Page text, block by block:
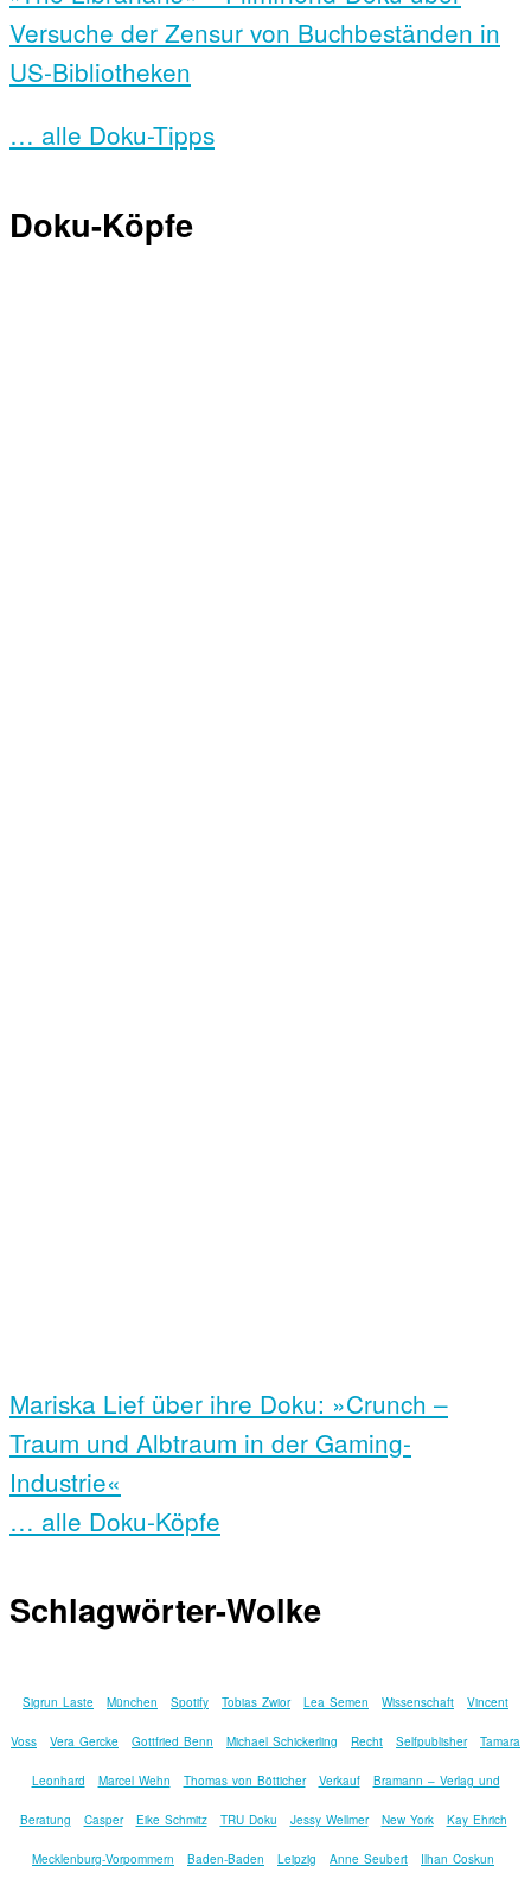
Versuche der Zensur von Buchbeständen in
US-Bibliotheken
… alle Doku-Tipps
Doku-Köpfe
Mariska Lief über ihre Doku: »Crunch –
Traum und Albtraum in der Gaming-
Industrie«
… alle Doku-Köpfe
Schlagwörter-Wolke
Sigrun Laste München Spotify Tobias Zwior Lea Semen Wissenschaft Vincent
Voss Vera Gercke Gottfried Benn Michael Schickerling Recht Selfpublisher Tamara
Leonhard Marcel Wehn Thomas von Bötticher Verkauf Bramann – Verlag und
Beratung Casper Eike Schmitz TRU Doku Jessy Wellmer New York Kay Ehrich
Mecklenburg-Vorpommern Baden-Baden Leipzig Anne Seubert Ilhan Coskun